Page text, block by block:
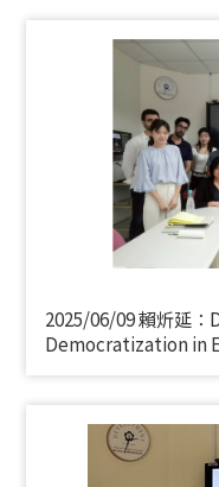
2025/06/09 賴炘延
Democratization in